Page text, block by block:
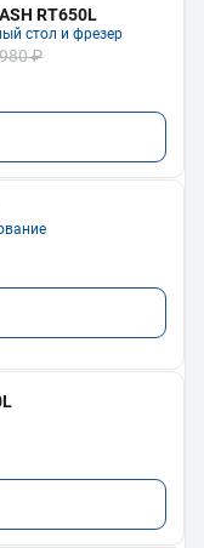
RT650L
стол и фрезер
₽